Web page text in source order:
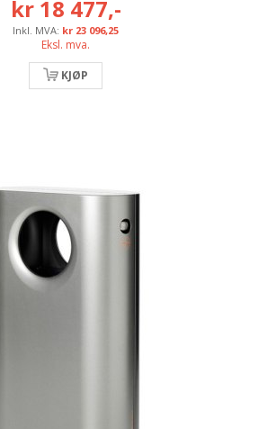
kr 18 477,-
kr 23 096,25
Eksl. mva.
KJØP